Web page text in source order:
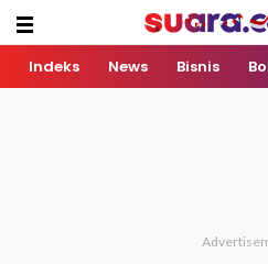
Indeks News Bisnis